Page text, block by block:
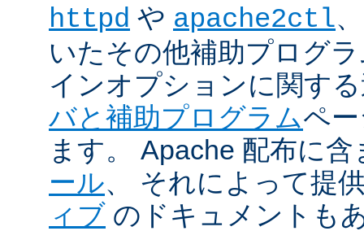
httpd や apache2ctl
いたその他補助プログ
インオプションに関す
バと補助プログラムペ
ます。 Apache 配布に
ール、 それによって提
ィブ のドキュメントも